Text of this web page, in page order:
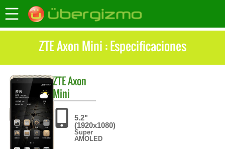
ZTE Axon Mini : Especificaciones
ZTEAxon
Mini
5.2"
(1920x1080)
Super
AMOLED